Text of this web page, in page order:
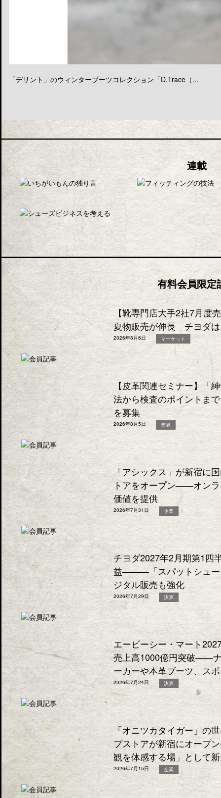
「デサント」のウィンターブーツコレクション「D.Trace（...
連載
有料会員限定
【靴専門店大手2社7月度
夏物販売が伸長 チヨダ
2026年8月6日 マーケット
【皮革関連セミナー】「
法から検査のポイントま
を募集
2026年8月5日 業界
「アシックス」が新宿に
トアをオープン――オン
価値を提供
2026年7月31日 企業
チヨダ2027年2月期第1四
益―――「スパットシュー
ジタル販売も強化
2026年7月29日 決算
エービーシー・マート
売上高1000億円突破――
ーカーや本革ブーツ、ス
2026年7月24日 決算
「オニツカタイガー」の
プストアが新宿にオープ
観を体感する場」として
2026年7月15日 企業